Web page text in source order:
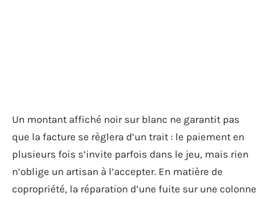
Un montant affiché noir sur blanc ne garantit pas
que la facture se règlera d’un trait : le paiement en
plusieurs fois s’invite parfois dans le jeu, mais rien
n’oblige un artisan à l’accepter. En matière de
copropriété, la réparation d’une fuite sur une colonne